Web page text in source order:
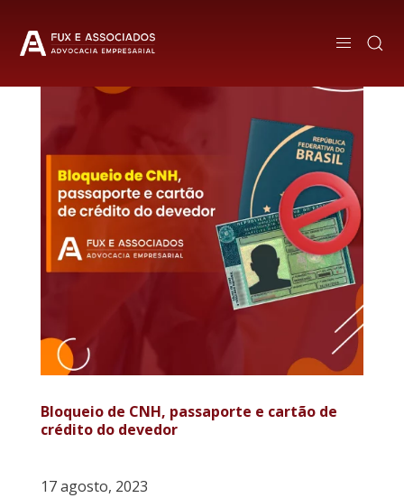
Bloqueio de CNH, passaporte e cartão de
crédito do devedor
17 agosto, 2023